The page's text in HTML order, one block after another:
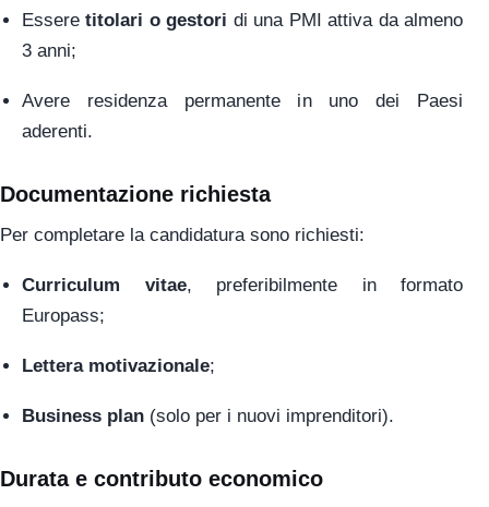
Esseretitolari o gestori di una PMI attiva da almeno
3 anni;
Avere residenza permanente in uno dei Paesi
aderenti.
Documentazione richiesta
Per completare la candidatura sono richiesti:
Curriculum vitae, preferibilmente in formato
Europass;
Lettera motivazionale;
Business plan (solo per i nuovi imprenditori).
Durata e contributo economico